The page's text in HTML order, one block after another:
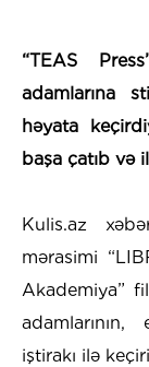
“TEAS
adamlarına
həyata
başa çatıb və
​Kulis.az
mərasimi
Akademiya”
iştirakı ilə